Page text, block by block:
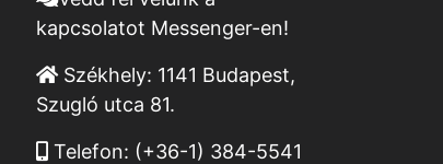
kapcsolatot Messenger-en!
Székhely: 1141 Budapest,
Szugló utca 81.
Telefon: (+36-1) 384-5541